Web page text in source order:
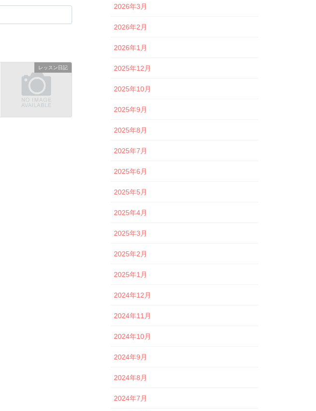
レッスン日記
2026年3月
2026年2月
2026年1月
2025年12月
2025年10月
2025年9月
2025年8月
2025年7月
2025年6月
2025年5月
2025年4月
2025年3月
2025年2月
2025年1月
2024年12月
2024年11月
2024年10月
2024年9月
2024年8月
2024年7月